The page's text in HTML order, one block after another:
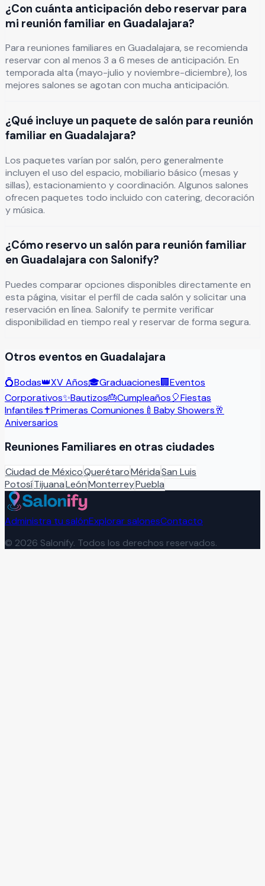
¿Con cuánta anticipación debo reservar para
mi reunión familiar en Guadalajara?
Para reuniones familiares en Guadalajara, se recomienda
reservar con al menos 3 a 6 meses de anticipación. En
temporada alta (mayo-julio y noviembre-diciembre), los
mejores salones se agotan con mucha anticipación.
¿Qué incluye un paquete de salón para reunión
familiar en Guadalajara?
Los paquetes varían por salón, pero generalmente
incluyen el uso del espacio, mobiliario básico (mesas y
sillas), estacionamiento y coordinación. Algunos salones
ofrecen paquetes todo incluido con catering, decoración
y música.
¿Cómo reservo un salón para reunión familiar
en Guadalajara con Salonify?
Puedes comparar opciones disponibles directamente en
esta página, visitar el perfil de cada salón y solicitar una
reservación en línea. Salonify te permite verificar
disponibilidad en tiempo real y reservar de forma segura.
Otros eventos en Guadalajara
💍Bodas👑XV Años🎓Graduaciones🏢Eventos
Corporativos✨Bautizos🎂Cumpleaños🎈Fiestas
Infantiles✝️Primeras Comuniones 🍼 Baby Showers🥂
Aniversarios
Reuniones Familiares en otras ciudades
Ciudad de MéxicoQuerétaroMéridaSan Luis
PotosíTijuanaLeónMonterreyPuebla
Administra tu salónExplorar salonesContacto
© 2026 Salonify. Todos los derechos reservados.